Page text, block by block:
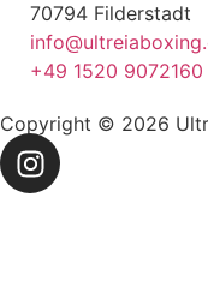
70794 Filderstadt
+49 1520 9072160
Copyright © 2026